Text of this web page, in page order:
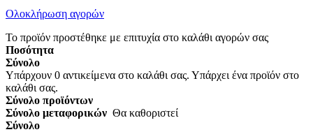
Ολοκλήρωση αγορών
Το προϊόν προστέθηκε με επιτυχία στο καλάθι αγορών σας
Ποσότητα
Σύνολο
Υπάρχουν 0 αντικείμενα στο καλάθι σας. Υπάρχει ένα προϊόν στο
καλάθι σας.
Σύνολο προϊόντων
Σύνολο μεταφορικών Θα καθοριστεί
Σύνολο